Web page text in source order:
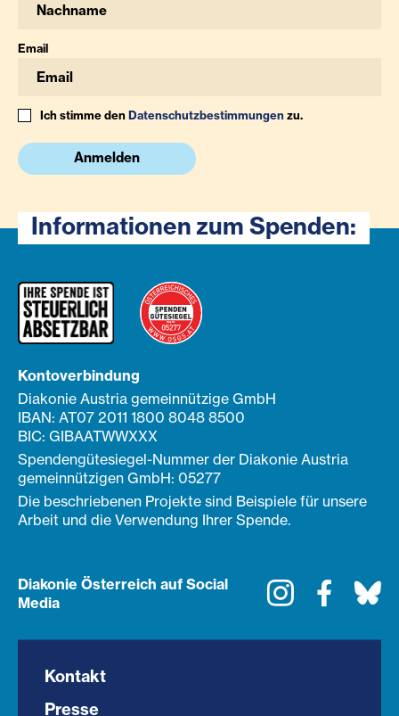
Email
Ich stimme denDatenschutzbestimmungenzu.
Anmelden
Informationen zum Spenden:
Kontoverbindung
Diakonie Austria gemeinnützige GmbH
IBAN: AT07 2011 1800 8048 8500
BIC: GIBAATWWXXX
Spendengütesiegel-Nummer der Diakonie Austria
gemeinnützigen GmbH: 05277
Die beschriebenen Projekte sind Beispiele für unsere
Arbeit und die Verwendung Ihrer Spende.
Diakonie Österreich auf Social
Media
Instagram
Kontakt
Presse